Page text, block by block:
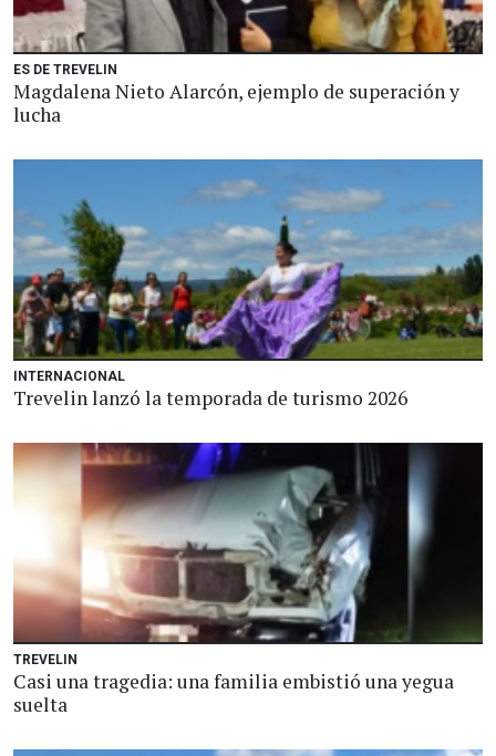
ES DE TREVELIN
Magdalena Nieto Alarcón, ejemplo de superación y
lucha
INTERNACIONAL
Trevelin lanzó la temporada de turismo 2026
TREVELIN
Casi una tragedia: una familia embistió una yegua
suelta